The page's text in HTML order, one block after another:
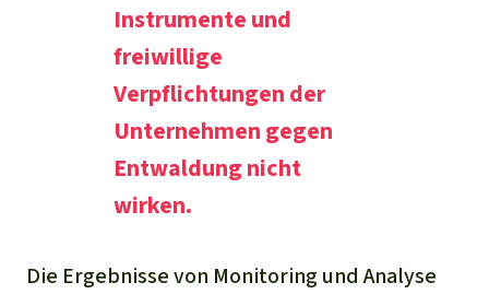
Instrumente und
freiwillige
Verpflichtungen der
Unternehmen gegen
Entwaldung nicht
wirken.
Die Ergebnisse von Monitoring und Analyse